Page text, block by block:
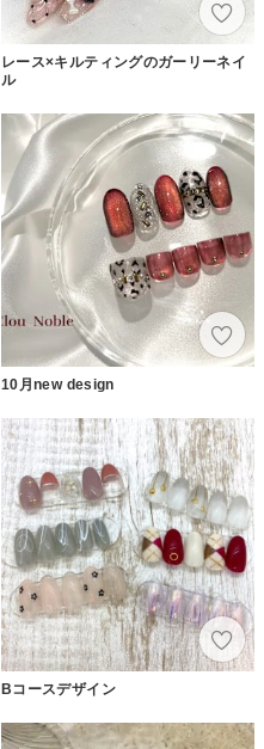
レース×キルティングのガーリーネイ
ル
10月new design
Bコースデザイン